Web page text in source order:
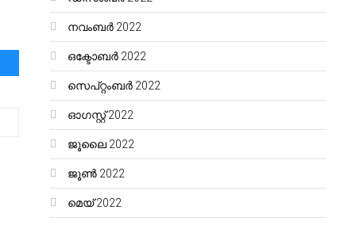
നവംബർ 2022
ഒക്ടോബർ 2022
സെപ്റ്റംബർ 2022
ഓഗസ്റ്റ്‌ 2022
ജൂലൈ 2022
ജൂൺ 2022
മെയ്‌ 2022